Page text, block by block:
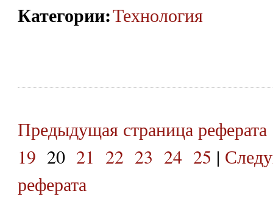
Категории:Технология
Предыдущая страница реферата
19 20 21 22 23 24 25 |
реферата